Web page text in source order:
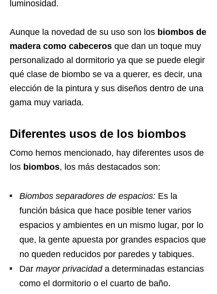
luminosidad.
Aunque la novedad de su uso son los biombos de
madera como cabeceros que dan un toque muy
personalizado al dormitorio ya que se puede elegir
qué clase de biombo se va a querer, es decir, una
elección de la pintura y sus diseños dentro de una
gama muy variada.
Diferentes usos de los biombos
Como hemos mencionado, hay diferentes usos de
los biombos, los más destacados son:
Biombos separadores de espacios: Es la
función básica que hace posible tener varios
espacios y ambientes en un mismo lugar, por lo
que, la gente apuesta por grandes espacios que
no queden reducidos por paredes y tabiques.
Dar mayor privacidada determinadas estancias
como el dormitorio o el cuarto de baño.